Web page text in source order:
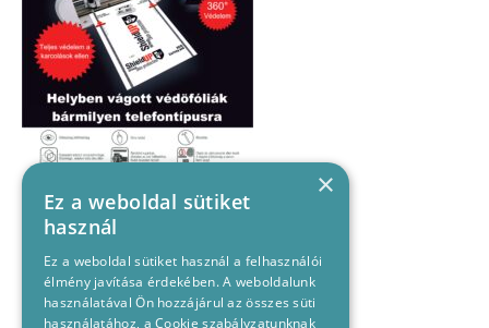
×
Ez a weboldal sütiket
használ
Ez a weboldal sütiket használ a felhasználói
élmény javítása érdekében. A weboldalunk
használatával Ön hozzájárul az összes süti
használatához, a Cookie szabályzatunknak